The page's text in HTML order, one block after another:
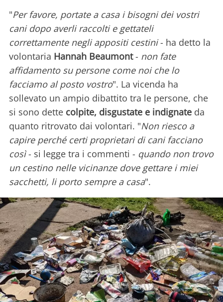
"Per favore, portate a casa i bisogni dei vostri
cani dopo averli raccolti e gettateli
correttamente negli appositi cestini- ha detto la
volontaria Hannah Beaumont- non fate
affidamento su persone come noi che lo
facciamo al posto vostro". La vicenda ha
sollevato un ampio dibattito tra le persone, che
si sono dette colpite, disgustate e indignate da
quanto ritrovato dai volontari. "Non riesco a
capire perché certi proprietari di cani facciano
così- si legge tra i commenti - quando non trovo
un cestino nelle vicinanze dove gettare i miei
sacchetti, li porto sempre a casa".